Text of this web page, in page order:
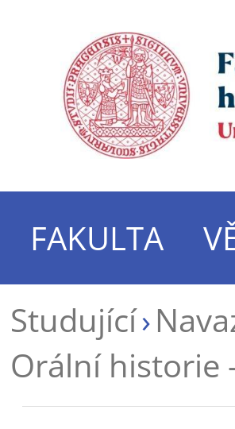
FAKULTA
Studující
Orální historie